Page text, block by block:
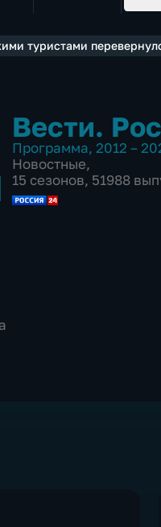
туристами
Вести.
Программа, 2012 –
Новостные,
15 сезонов, 51988